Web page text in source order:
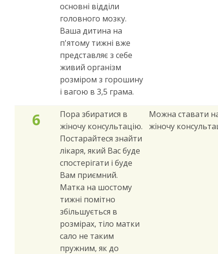
основні відділи
головного мозку.
Ваша дитина на
п'ятому тижні вже
представляє з себе
живий організм
розміром з горошину
і вагою в 3,5 грама.
6
Пора збиратися в
жіночу консультацію.
Постарайтеся знайти
лікаря, який Вас буде
спостерігати і буде
Вам приємний.
Матка на шостому
тижні помітно
збільшується в
розмірах, тіло матки
сало не таким
пружним, як до
Можна ставати
жіночу